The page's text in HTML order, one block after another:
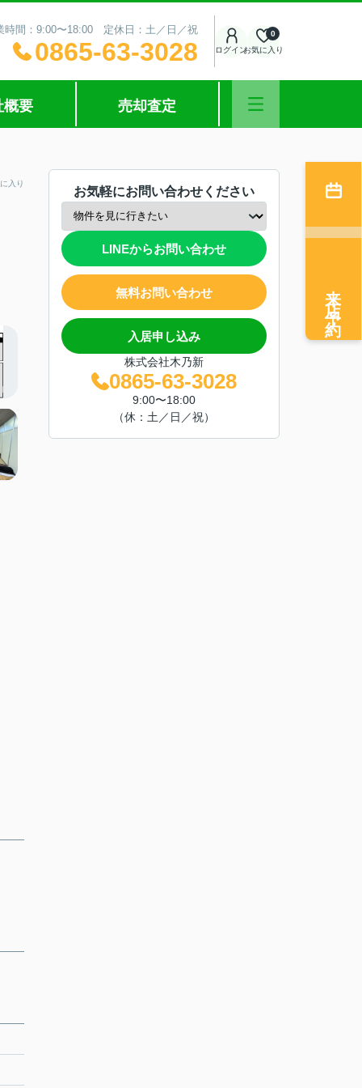
時間：9:00〜18:00 定休日：土／日／祝
0865-63-3028 ログインお気に入り
0
概要 売却査定
入り
お気軽にお問い合わせください
LINEからお問い合わせ
無料お問い合わせ
入居申し込み
株式会社木乃新
0865-63-3028
9:00〜18:00
（休：土／日／祝）
来店予約